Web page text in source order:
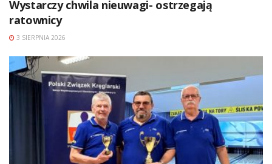
Wystarczy chwila nieuwagi- ostrzegają
ratownicy
3 SIERPNIA 2026